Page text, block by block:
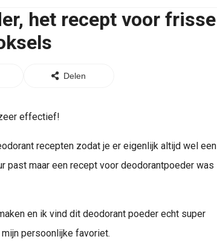
het recept voor frisse
Delen
effectief!
recepten zodat je er eigenlijk altijd wel een
past maar een recept voor deodorantpoeder was
en ik vind dit deodorant poeder echt super
persoonlijke favoriet.